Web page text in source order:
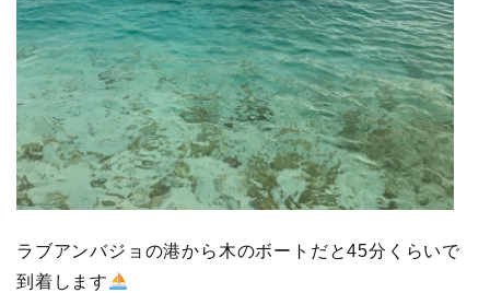
ラブアンバジョの港から木のボートだと45分くらいで
到着します